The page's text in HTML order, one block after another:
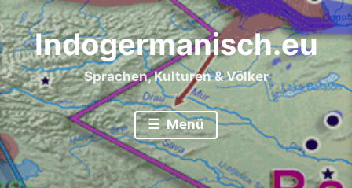
Indogermanisch.eu
Sprachen, Kulturen & Völker
Menü